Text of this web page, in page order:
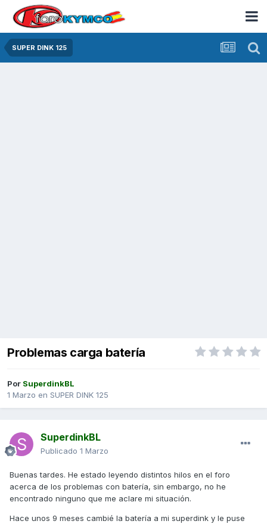
SUPER DINK 125
Problemas carga batería
Por SuperdinkBL
1 Marzo en SUPER DINK 125
SuperdinkBL
Publicado 1 Marzo
Buenas tardes. He estado leyendo distintos hilos en el foro
acerca de los problemas con batería, sin embargo, no he
encontrado ninguno que me aclare mi situación.
Hace unos 9 meses cambié la batería a mi superdink y le puse